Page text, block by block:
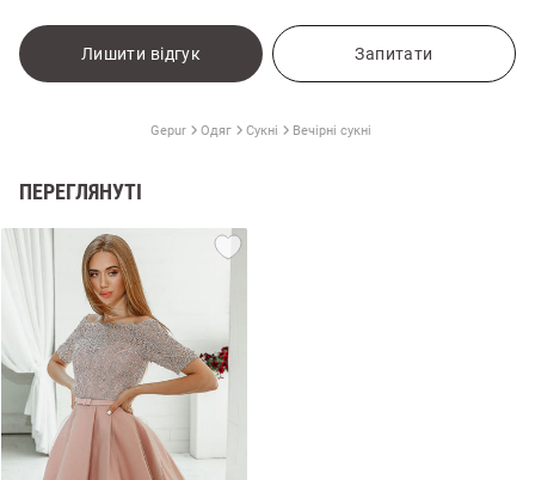
Лишити відгук Запитати
Gepur Одяг Сукні Вечірні сукні
ПЕРЕГЛЯНУТІ